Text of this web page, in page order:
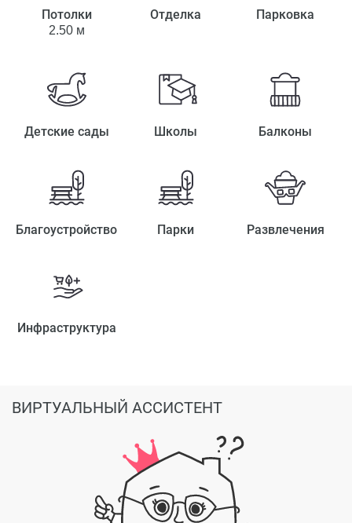
Потолки
2.50 м
Отделка Парковка
Детские сады Школы Балконы
Благоустройство Парки Развлечения
Инфраструктура
ВИРТУАЛЬНЫЙ АССИСТЕНТ